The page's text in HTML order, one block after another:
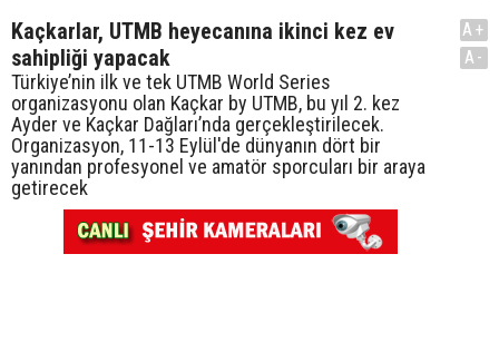
Kaçkarlar, UTMB heyecanına ikinci kez ev
sahipliği yapacak
Türkiye’nin ilk ve tek UTMB World Series
organizasyonu olan Kaçkar by UTMB, bu yıl 2. kez
Ayder ve Kaçkar Dağları’nda gerçekleştirilecek.
Organizasyon, 11-13 Eylül'de dünyanın dört bir
yanından profesyonel ve amatör sporcuları bir araya
getirecek
A+
A-